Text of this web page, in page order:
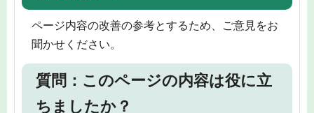
ページ内容の改善の参考とするため、ご意見をお
聞かせください。
質問：このページの内容は役に立
ちましたか？